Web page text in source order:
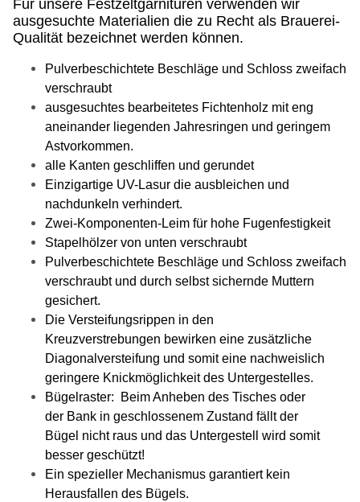
Für unsere Festzeltgarnituren verwenden wir
ausgesuchte Materialien die zu Recht als Brauerei-
Qualität bezeichnet werden können.
Pulverbeschichtete Beschläge und Schloss zweifach
verschraubt
ausgesuchtes bearbeitetes Fichtenholz mit eng
aneinander liegenden Jahresringen und geringem
Astvorkommen.
alle Kanten geschliffen und gerundet
Einzigartige UV-Lasur die ausbleichen und
nachdunkeln verhindert.
Zwei-Komponenten-Leim für hohe Fugenfestigkeit
Stapelhölzer von unten verschraubt
Pulverbeschichtete Beschläge und Schloss zweifach
verschraubt und durch selbst sichernde Muttern
gesichert.
Die Versteifungsrippen in den
Kreuzverstrebungen bewirken eine zusätzliche
Diagonalversteifung und somit eine nachweislich
geringere Knickmöglichkeit des Untergestelles.
Bügelraster: Beim Anheben des Tisches oder
der Bank in geschlossenem Zustand fällt der
Bügel nicht raus und das Untergestell wird somit
besser geschützt!
Ein spezieller Mechanismus garantiert kein
Herausfallen des Bügels.